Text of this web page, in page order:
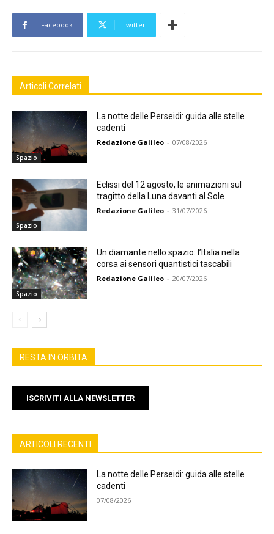
Facebook Twitter
Articoli Correlati
Spazio
La notte delle Perseidi: guida alle stelle
cadenti
Redazione Galileo - 07/08/2026
Spazio
Eclissi del 12 agosto, le animazioni sul
tragitto della Luna davanti al Sole
Redazione Galileo - 31/07/2026
Spazio
Un diamante nello spazio: l’Italia nella
corsa ai sensori quantistici tascabili
Redazione Galileo - 20/07/2026
RESTA IN ORBITA
ISCRIVITI ALLA NEWSLETTER
ARTICOLI RECENTI
La notte delle Perseidi: guida alle stelle
cadenti
07/08/2026